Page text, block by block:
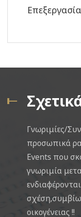
Επεξεργασία
Γνωριμίες/
προσωπικά
Events που
γνωριμία
οικογένειας !!